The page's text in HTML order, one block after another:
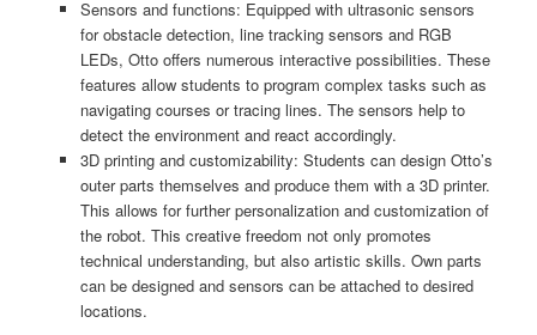
Sensors and functions: Equipped with ultrasonic sensors
for obstacle detection, line tracking sensors and RGB
LEDs, Otto offers numerous interactive possibilities. These
features allow students to program complex tasks such as
navigating courses or tracing lines. The sensors help to
detect the environment and react accordingly.
3D printing and customizability: Students can design Otto’s
outer parts themselves and produce them with a 3D printer.
This allows for further personalization and customization of
the robot. This creative freedom not only promotes
technical understanding, but also artistic skills. Own parts
can be designed and sensors can be attached to desired
locations.